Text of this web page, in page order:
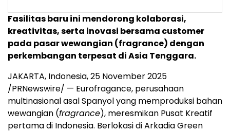
Fasilitas baru ini mendorong kolaborasi,
kreativitas, serta inovasi bersama customer
pada pasar wewangian (fragrance) dengan
perkembangan terpesat diAsia Tenggara.
JAKARTA, Indonesia,25 November 2025
/PRNewswire/ — Eurofragance, perusahaan
multinasional asal Spanyol yang memproduksi bahan
wewangian (fragrance), meresmikan Pusat Kreatif
pertama di Indonesia. Berlokasi diArkadia Green